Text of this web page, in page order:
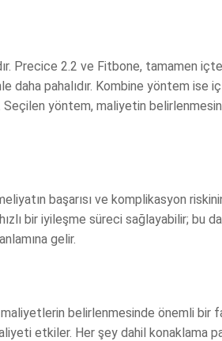
Precice 2.2 ve Fitbone, tamamen
daha pahalıdır. Kombine yöntem ise iç
Seçilen yöntem, maliyetin
başarısı ve komplikasyon
bir iyileşme süreci sağlayabilir; bu da
gelir.
maliyetlerin belirlenmesinde önemli bir
etkiler. Her şey dahil konaklama